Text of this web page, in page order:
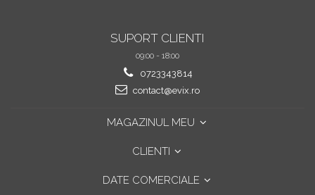
SUPORT CLIENTI
09:00 - 18:00
0723343814
contact@evix.ro
MAGAZINUL MEU
CLIENTI
DATE COMERCIALE